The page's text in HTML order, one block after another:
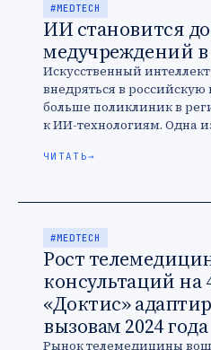
#MEDTECH
ИИ становится
медучреждений
Искусственный
внедряться в
больше поликлиник в
к ИИ-технологиям. Одна
платформе «МосМедИИ».
ЧИТАТЬ→
#MEDTECH
Рост
консультаций на
«Доктис»
вызовам 2024 года
Рынок телемедицины